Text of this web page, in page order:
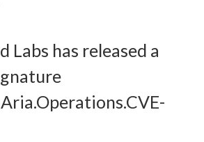
Labs has released a